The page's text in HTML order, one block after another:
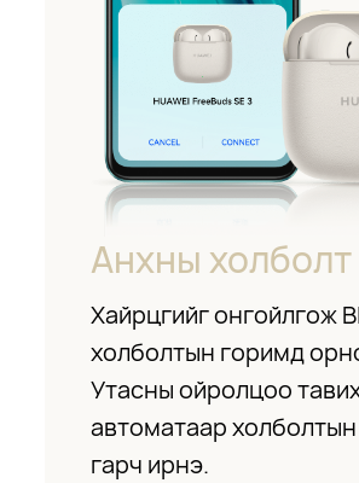
Анхны холболт
Хайрцгийг онгойлгож
холболтын горимд
Утасны ойролцоо
автоматаар
гарч ирнэ.